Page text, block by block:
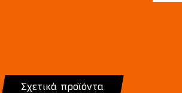
Σχετικά προϊόντα